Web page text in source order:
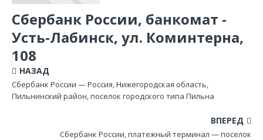
Сбербанк России, банкомат -
Усть-Лабинск, ул. Коминтерна,
108
НАЗАД
Сбербанк России — Россия, Нижегородская область,
Пильнинский район, поселок городского типа Пильна
ВПЕРЕД
Сбербанк России, платежный терминал — поселок